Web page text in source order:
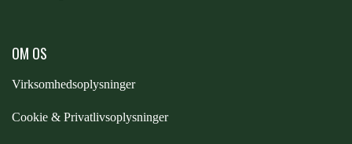
OM OS
Virksomhedsoplysninger
Cookie & Privatlivsoplysninger